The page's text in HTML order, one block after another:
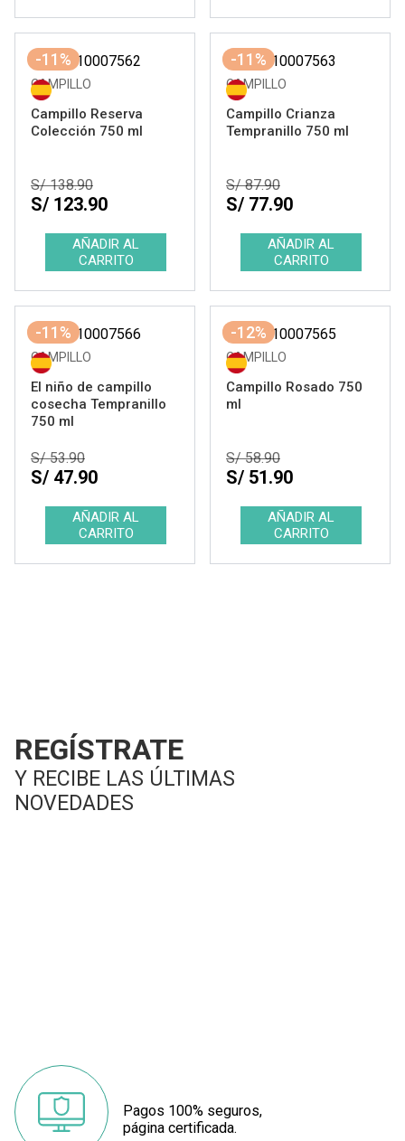
-11%
CAMPILLO
Campillo Reserva
Colección 750 ml
S/ 138.90
S/ 123.90
-11%
CAMPILLO
Campillo Crianza
Tempranillo 750 ml
S/ 87.90
S/ 77.90
-11%
CAMPILLO
El niño de campillo
cosecha Tempranillo
750 ml
S/ 53.90
S/ 47.90
-12%
CAMPILLO
Campillo Rosado 750
ml
S/ 58.90
S/ 51.90
REGÍSTRATE
Y RECIBE LAS ÚLTIMAS
NOVEDADES
Pagos 100% seguros,
página certificada.